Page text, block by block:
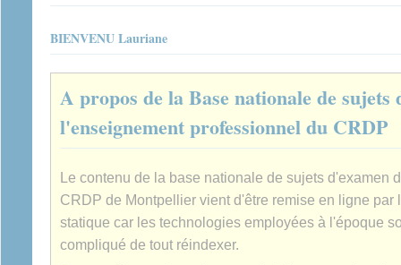
BIENVENU Lauriane
A propos de la Base nationale de sujets
l'enseignement professionnel du CRDP
Le contenu de la base nationale de sujets d'examen
CRDP de Montpellier vient d'être remise en ligne par
statique car les technologies employées à l'époque
compliqué de tout réindexer.